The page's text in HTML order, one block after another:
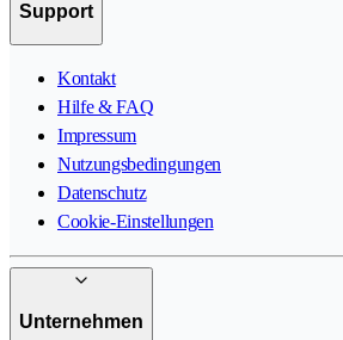
Support
Kontakt
Hilfe & FAQ
Impressum
Nutzungsbedingungen
Datenschutz
Cookie-Einstellungen
Unternehmen